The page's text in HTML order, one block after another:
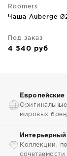
Roomers
Чаша Auberge
Под заказ
4 540 руб
мировых
Коллекции,
сочетаемости